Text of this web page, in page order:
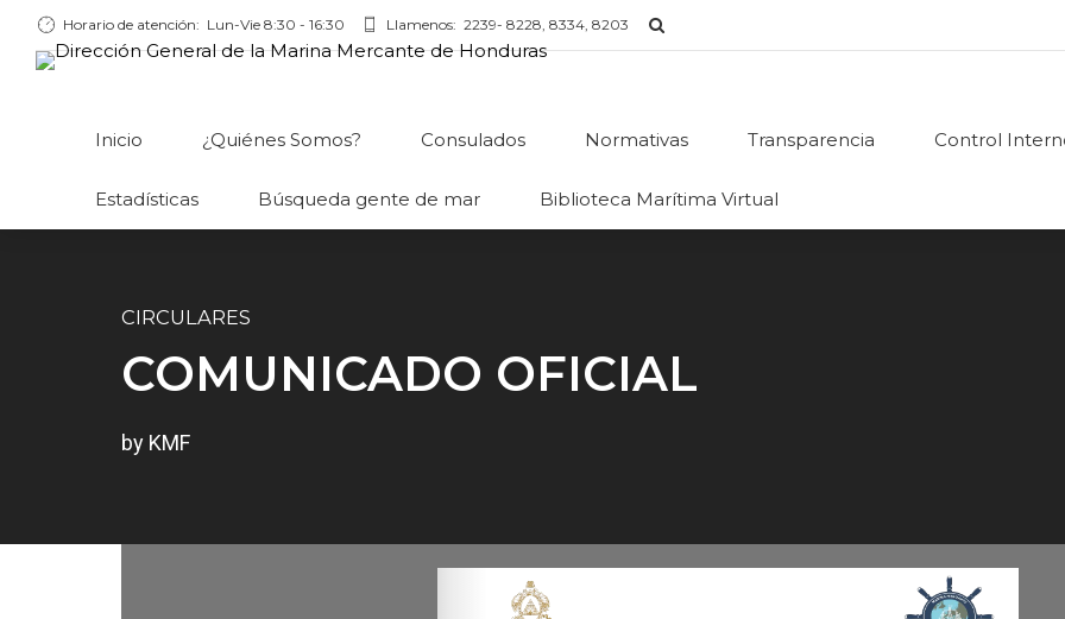
Horario de atención: Lun-Vie 8:30 - 16:30 Llamenos: 2239- 8228, 8334, 8203
Inicio ¿Quiénes Somos? Consulados Normativas Transparencia Control
Estadísticas Búsqueda gente de mar Biblioteca Marítima Virtual
CIRCULARES
COMUNICADO OFICIAL
by KMF